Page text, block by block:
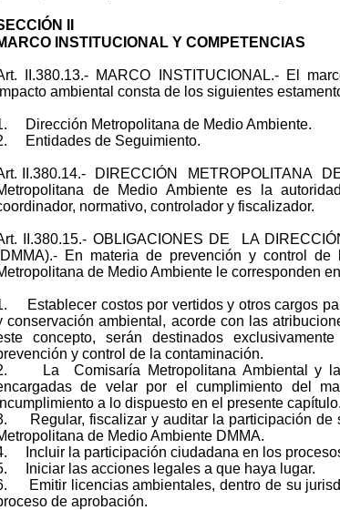
II
INSTITUCIONAL Y COMPETENCIAS
II.380.13.- MARCO INSTITUCIONAL.- El
ambiental consta de los siguientes
Dirección Metropolitana de Medio Ambiente.
Entidades de Seguimiento.
II.380.14.- DIRECCIÓN METROPOLITANA
de Medio Ambiente es la
normativo, controlador y fiscalizador.
II.380.15.- OBLIGACIONES DE LA
En materia de prevención y control
de Medio Ambiente le corresponden
Establecer costos por vertidos y otros cargos
conservación ambiental, acorde con las
concepto, serán destinados
y control de la contaminación.
La Comisaría Metropolitana Ambiental y
de velar por el cumplimiento del
a lo dispuesto en el presente
Regular, fiscalizar y auditar la participación de
de Medio Ambiente DMMA.
Incluir la participación ciudadana en los
Iniciar las acciones legales a que haya lugar.
Emitir licencias ambientales, dentro de su
de aprobación.